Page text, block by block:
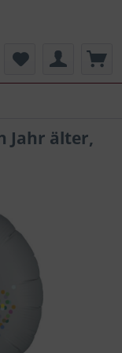
Jahr älter,